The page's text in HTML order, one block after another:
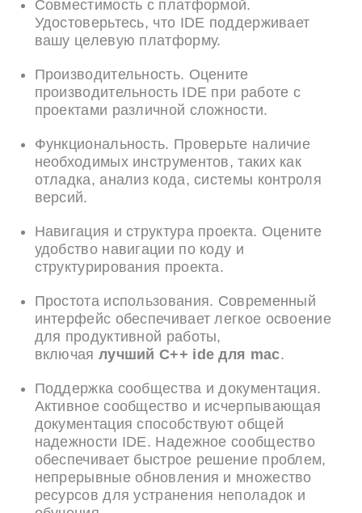
Совместимость с платформой.
Удостоверьтесь, что IDE поддерживает
вашу целевую платформу.
Производительность. Оцените
производительность IDE при работе с
проектами различной сложности.
Функциональность. Проверьте наличие
необходимых инструментов, таких как
отладка, анализ кода, системы контроля
версий.
Навигация и структура проекта. Оцените
удобство навигации по коду и
структурирования проекта.
Простота использования. Современный
интерфейс обеспечивает легкое освоение
для продуктивной работы,
включая лучший C++ ide для mac.
Поддержка сообщества и документация.
Активное сообщество и исчерпывающая
документация способствуют общей
надежности IDE. Надежное сообщество
обеспечивает быстрое решение проблем,
непрерывные обновления и множество
ресурсов для устранения неполадок и